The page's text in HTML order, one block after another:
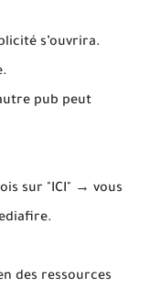
s’ouvrira.
pub peut
sur "ICI" → vous
des ressources